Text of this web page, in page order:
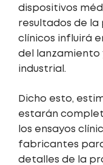
dispositivos
resultados de la
clínicos influirá
del lanzamiento
industrial.
Dicho esto,
estarán
los ensayos
fabricantes
detalles de la